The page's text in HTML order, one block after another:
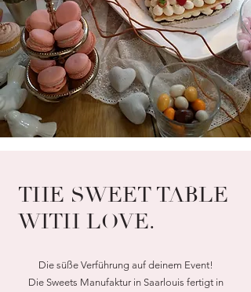
THE SWEET TABLE
WITH LOVE.
Die süße Verführung auf deinem Event!
Die Sweets Manufaktur in Saarlouis fertigt in